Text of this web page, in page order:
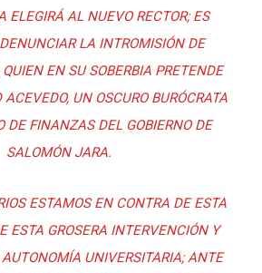
ELEGIRÁ AL NUEVO RECTOR; ES
LA INTROMISIÓN DE
EN SU SOBERBIA PRETENDE
UN OSCURO BURÓCRATA
DE FINANZAS DEL GOBIERNO DE
SALOMÓN JARA.
ESTAMOS EN CONTRA DE ESTA
ESTA GROSERA INTERVENCIÓN Y
UNIVERSITARIA; ANTE